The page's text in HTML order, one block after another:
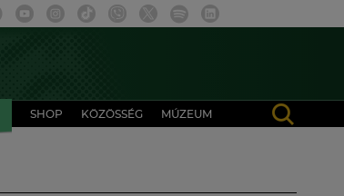
SHOP KÖZÖSSÉG MÚZEUM